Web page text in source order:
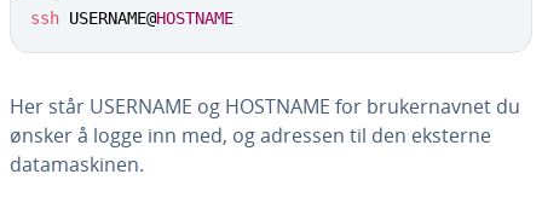
ssh USERNAME@HOSTNAME
Her står USERNAME og HOSTNAME for brukernavnet du
ønsker å logge inn med, og adressen til den eksterne
datamaskinen.